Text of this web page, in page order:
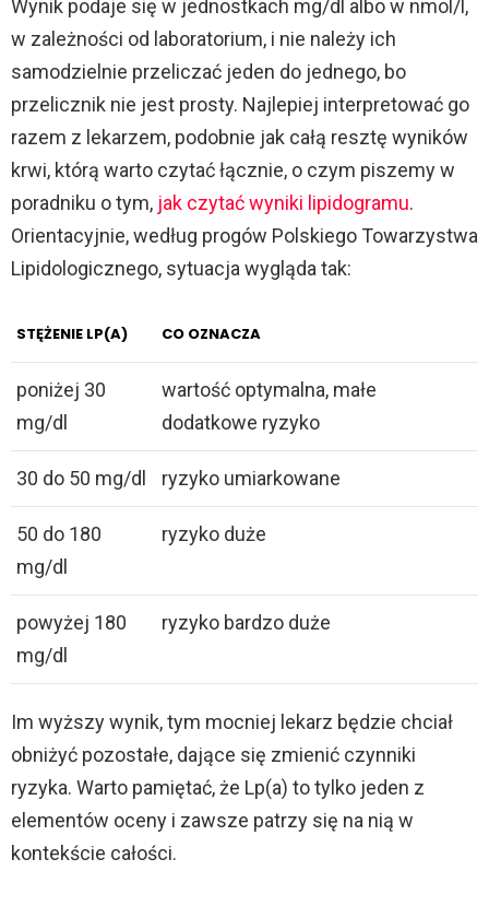
i
d
e
o
Wynik podaje się w jednostkach mg/dl albo w nmol/l,
w zależności od laboratorium, i nie należy ich
samodzielnie przeliczać jeden do jednego, bo
przelicznik nie jest prosty. Najlepiej interpretować go
razem z lekarzem, podobnie jak całą resztę wyników
krwi, którą warto czytać łącznie, o czym piszemy w
poradniku o tym, jak czytać wyniki lipidogramu.
Orientacyjnie, według progów Polskiego Towarzystwa
Lipidologicznego, sytuacja wygląda tak:
STĘŻENIE LP(A) CO OZNACZA
poniżej 30
mg/dl
wartość optymalna, małe
dodatkowe ryzyko
30 do 50 mg/dl ryzyko umiarkowane
50 do 180
mg/dl
ryzyko duże
powyżej 180
mg/dl
ryzyko bardzo duże
Im wyższy wynik, tym mocniej lekarz będzie chciał
obniżyć pozostałe, dające się zmienić czynniki
ryzyka. Warto pamiętać, że Lp(a) to tylko jeden z
elementów oceny i zawsze patrzy się na nią w
kontekście całości.